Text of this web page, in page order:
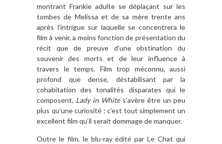
montrant Frankie adulte se déplaçant sur les
tombes de Melissa et de sa mère trente ans
après l’intrigue sur laquelle se concentrera le
film à venir, a moins fonction de présentation du
récit que de preuve d’une obstination du
souvenir des morts et de leur influence à
travers le temps. Film trop méconnu, aussi
profond que dense, déstabilisant par la
cohabitation des tonalités disparates qui le
composent, Lady in Whites’avère être un peu
plus qu’une curiosité : c’est tout simplement un
excellent film qu’il serait dommage de manquer.
Outre le film, le blu-ray édité par Le Chat qui